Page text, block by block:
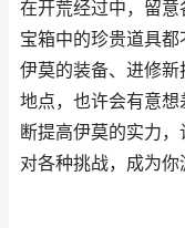
在开荒经过中，留意
宝箱中的珍贵道具
伊莫的装备、进修
地点，也许会有意
断提高伊莫的实力
对各种挑战，成为你